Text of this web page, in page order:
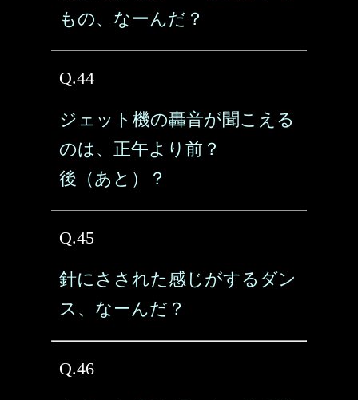
もの、なーんだ？
Q.44
ジェット機の轟音が聞こえる
のは、正午より前？
後（あと）？
Q.45
針にさされた感じがするダン
ス、なーんだ？
Q.46